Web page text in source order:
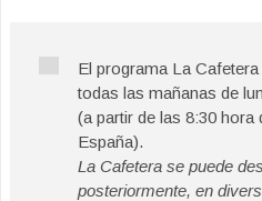
El programa La
todas las mañanas de
(a partir de las 8:30 hora
España).
La Cafetera se puede
posteriormente, en